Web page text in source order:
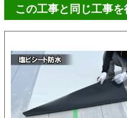
この工事と同じ工事